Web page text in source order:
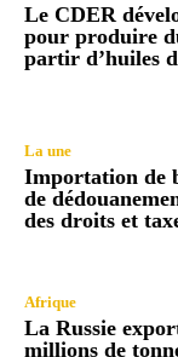
Le CDER
pour produire
partir d’huiles
La une
Importation de
de
des droits et
Afrique
La Russie
millions de